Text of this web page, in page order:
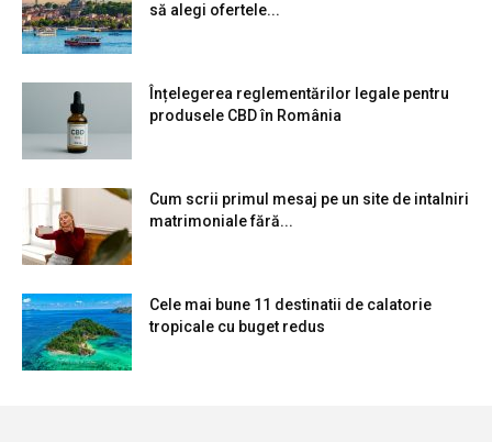
să alegi ofertele...
Înțelegerea reglementărilor legale pentru
produsele CBD în România
Cum scrii primul mesaj pe un site de intalniri
matrimoniale fără...
Cele mai bune 11 destinatii de calatorie
tropicale cu buget redus